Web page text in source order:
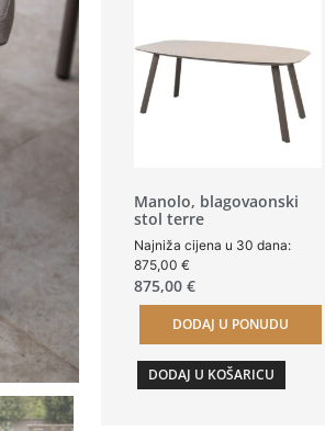
Manolo, blagovaonski
stol terre
Najniža cijena u 30 dana:
875,00 €
875,00 €
DODAJ U PONUDU
DODAJ U KOŠARICU